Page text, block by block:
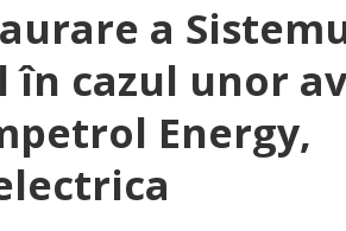
a
în cazul unor
Energy,